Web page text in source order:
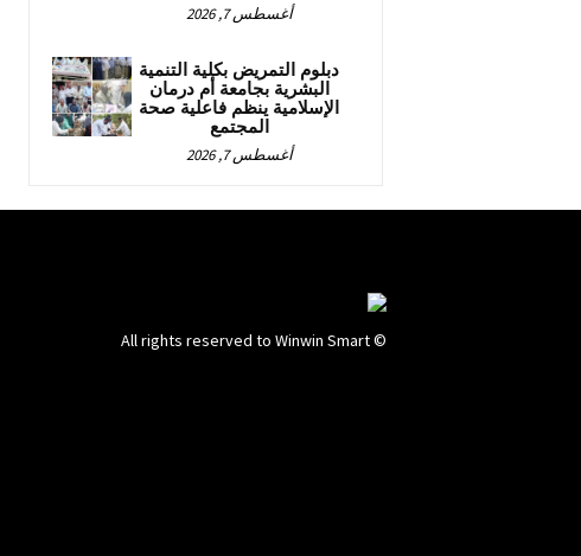
أغسطس 7, 2026
دبلوم التمريض بكلية التنمية
البشرية بجامعة أم درمان
الإسلامية ينظم فاعلية صحة
المجتمع
أغسطس 7, 2026
© All rights reserved to Winwin Smart